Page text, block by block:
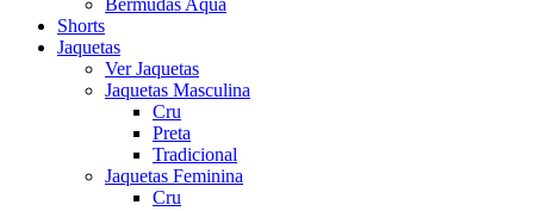
Bermudas Aqua
Shorts
Jaquetas
Ver Jaquetas
Jaquetas Masculina
Cru
Preta
Tradicional
Jaquetas Feminina
Cru